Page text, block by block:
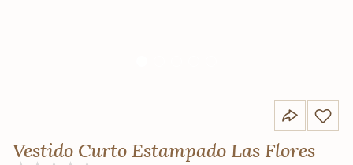
Vestido Curto Estampado Las Flores